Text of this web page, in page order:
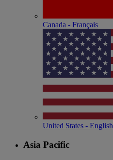
Canada - Français
United States - English
Asia Pacific